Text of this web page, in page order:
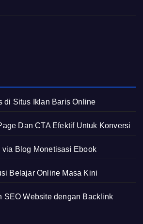
di Situs Iklan Baris Online
Dan CTA Efektif Untuk Konversi
Blog Monetisasi Ebook
Belajar Online Masa Kini
SEO Website dengan Backlink